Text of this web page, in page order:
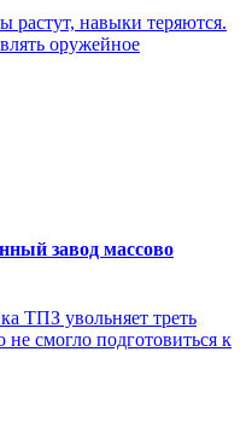
растут, навыки теряются.
оружейное
завод массово
ТПЗ увольняет треть
смогло подготовиться к